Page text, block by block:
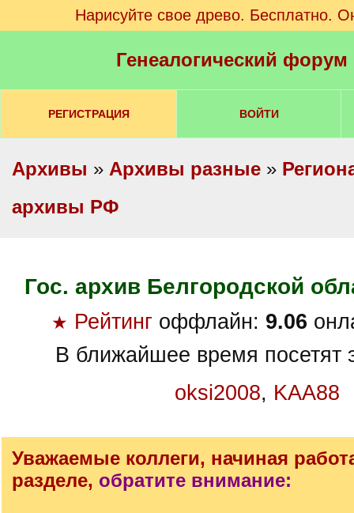
Нарисуйте свое древо. Бесплатно.
Генеалогический
РЕГИСТРАЦИЯ ВОЙТИ
Архивы » Архивы разные »
архивы РФ
Гос. архив Белгородской
★ Рейтинг оффлайн: 9.06
В ближайшее время посетят
oksi2008, KAA88
Уважаемые коллеги, начиная
разделе, обратите внимание: